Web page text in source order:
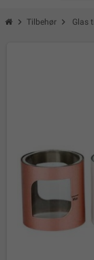
chevron_right Tilbehør chevron_right Glas